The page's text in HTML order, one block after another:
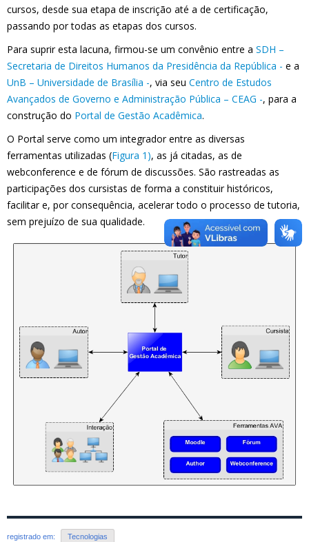
cursos, desde sua etapa de inscrição até a de certificação,
passando por todas as etapas dos cursos.
Para suprir esta lacuna, firmou-se um convênio entre a SDH –
Secretaria de Direitos Humanos da Presidência da República - e a
UnB – Universidade de Brasília -, via seu Centro de Estudos
Avançados de Governo e Administração Pública – CEAG -, para a
construção do Portal de Gestão Acadêmica.
O Portal serve como um integrador entre as diversas
ferramentas utilizadas (Figura 1), as já citadas, as de
webconference e de fórum de discussões. São rastreadas as
participações dos cursistas de forma a constituir históricos,
facilitar e, por consequência, acelerar todo o processo de tutoria,
sem prejuízo de sua qualidade.
registrado em: Tecnologias